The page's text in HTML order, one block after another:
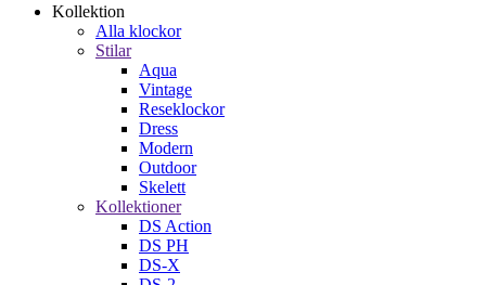
Kollektion
Alla klockor
Stilar
Aqua
Vintage
Reseklockor
Dress
Modern
Outdoor
Skelett
Kollektioner
DS Action
DS PH
DS-X